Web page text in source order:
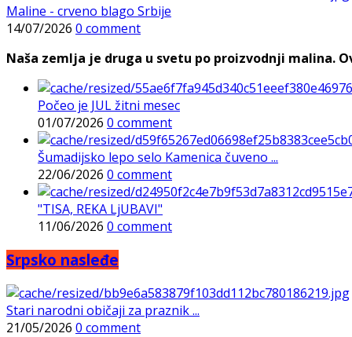
Maline - crveno blago Srbije
14/07/2026 0 comment
Naša zemlja je druga u svetu po proizvodnji malina.
Počeo je JUL žitni mesec
01/07/2026 0 comment
Šumadijsko lepo selo Kamenica čuveno ...
22/06/2026 0 comment
"TISA, REKA LjUBAVI"
11/06/2026 0 comment
Srpsko nasleđe
Stari narodni običaji za praznik ...
21/05/2026 0 comment